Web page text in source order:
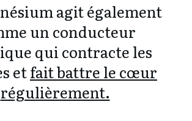
agit également
un conducteur
qui contracte les
etfait battre le cœur
régulièrement.